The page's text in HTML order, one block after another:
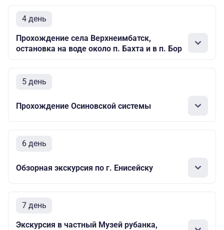
4 день
Прохождение села Верхнеимбатск,
остановка на воде около п. Бахта и в п. Бор
5 день
Прохождение Осиновской системы
6 день
Обзорная экскурсия по г. Енисейску
7 день
Экскурсия в частный Музей рубанка,